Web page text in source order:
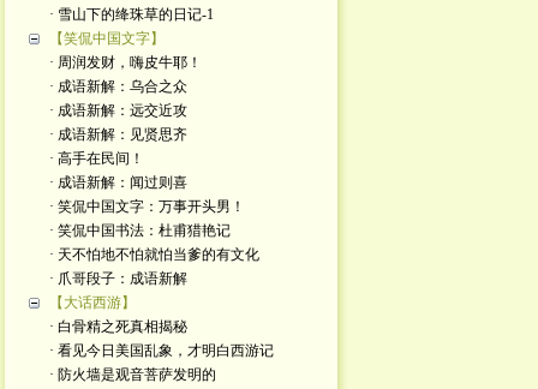
· 雪山下的绛珠草的日记-1
【笑侃中国文字】
· 周润发财，嗨皮牛耶！
· 成语新解：乌合之众
· 成语新解：远交近攻
· 成语新解：见贤思齐
· 高手在民间！
· 成语新解：闻过则喜
· 笑侃中国文字：万事开头男！
· 笑侃中国书法：杜甫猎艳记
· 天不怕地不怕就怕当爹的有文化
· 爪哥段子：成语新解
【大话西游】
· 白骨精之死真相揭秘
· 看见今日美国乱象，才明白西游记
· 防火墙是观音菩萨发明的